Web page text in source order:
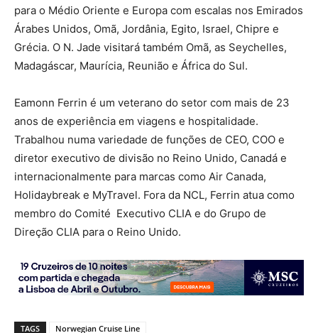
para o Médio Oriente e Europa com escalas nos Emirados
Árabes Unidos, Omã, Jordânia, Egito, Israel, Chipre e
Grécia. O N. Jade visitará também Omã, as Seychelles,
Madagáscar, Maurícia, Reunião e África do Sul.
Eamonn Ferrin é um veterano do setor com mais de 23
anos de experiência em viagens e hospitalidade.
Trabalhou numa variedade de funções de CEO, COO e
diretor executivo de divisão no Reino Unido, Canadá e
internacionalmente para marcas como Air Canada,
Holidaybreak e MyTravel. Fora da NCL, Ferrin atua como
membro do Comité Executivo CLIA e do Grupo de
Direção CLIA para o Reino Unido.
TAGS Norwegian Cruise Line